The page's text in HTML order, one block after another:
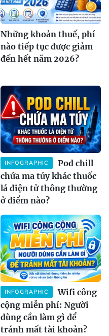
Những khoản thuế, phí
nào tiếp tục được giảm
đến hết năm 2026?
INFOGRAPHIC
Pod chill
chứa ma túy khác thuốc
lá điện tử thông thường
ở điểm nào?
INFOGRAPHIC
Wifi công
cộng miễn phí: Người
dùng cần làm gì để
tránh mất tài khoản?